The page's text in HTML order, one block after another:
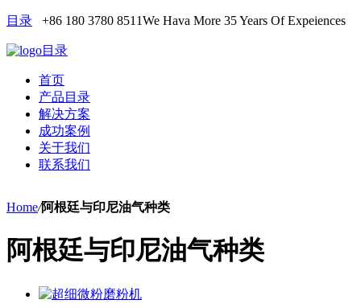
目录 +86 180 3780 8511We Hava More 35 Years Of Expeiences
目录
首页
产品目录
解决方案
成功案例
关于我们
联系我们
Home/阿根廷与印尼油气种类
阿根廷与印尼油气种类